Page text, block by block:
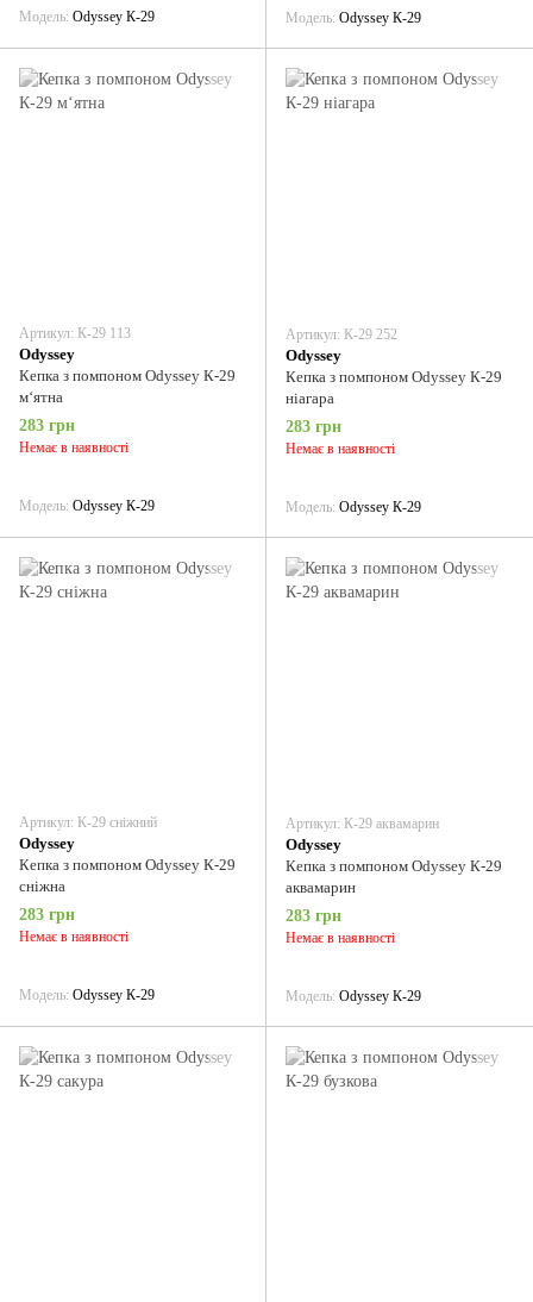
Модель Odyssey К-29 Модель Odyssey К-29
Артикул: К-29 113
Odyssey
Кепка з помпоном Odyssey К-29
м‘ятна
283 грн
Немає в наявності
Модель Odyssey К-29
Артикул: К-29 252
Odyssey
Кепка з помпоном Odyssey К-29
ніагара
283 грн
Немає в наявності
Модель Odyssey К-29
Артикул: К-29 сніжний
Odyssey
Кепка з помпоном Odyssey К-29
сніжна
283 грн
Немає в наявності
Модель Odyssey К-29
Артикул: К-29 аквамарин
Odyssey
Кепка з помпоном Odyssey К-29
аквамарин
283 грн
Немає в наявності
Модель Odyssey К-29